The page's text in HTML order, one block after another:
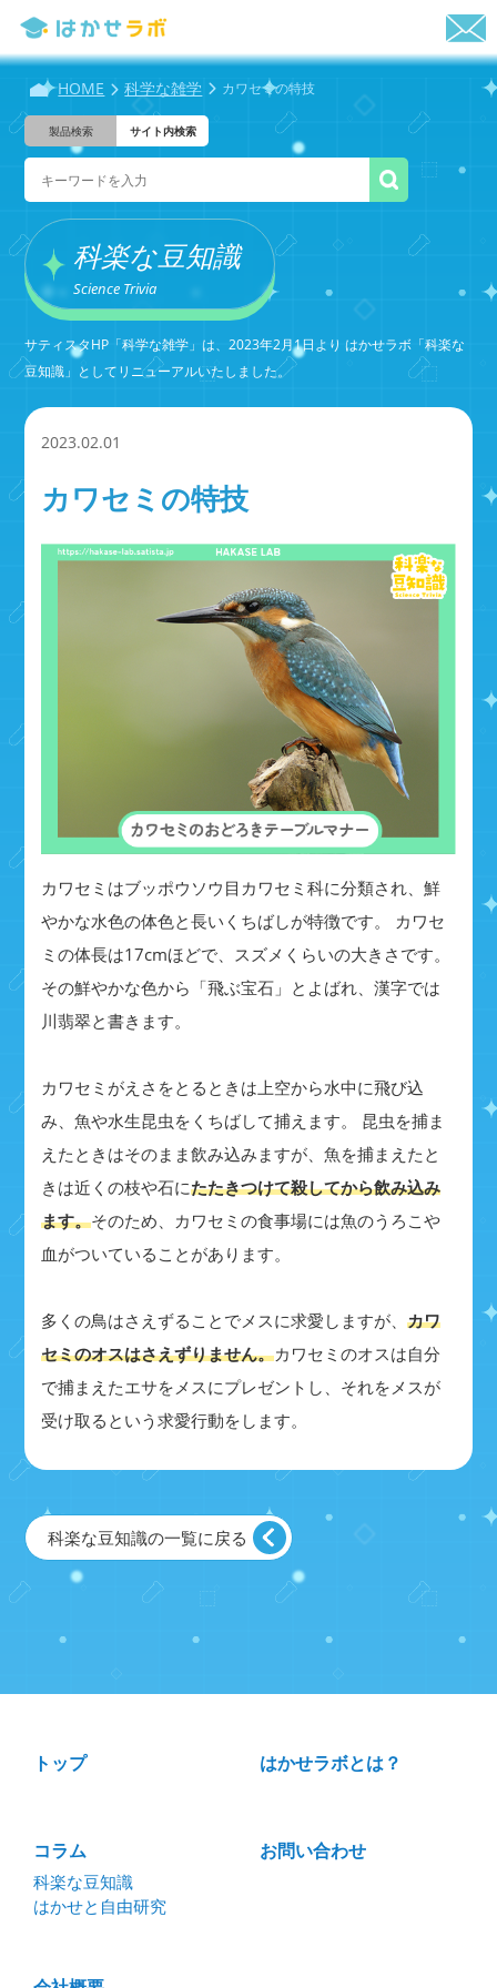
HOME 科学な雑学 カワセミの特技
製品検索 サイト内検索
科楽な豆知識
Science Trivia
サティスタHP「科学な雑学」は、2023年2月1日より はかせラボ「科楽な
豆知識」としてリニューアルいたしました。
2023.02.01
カワセミの特技
カワセミはブッポウソウ目カワセミ科に分類され、鮮
やかな水色の体色と長いくちばしが特徴です。 カワセ
ミの体長は17cmほどで、スズメくらいの大きさです。
その鮮やかな色から「飛ぶ宝石」とよばれ、漢字では
川翡翠と書きます。
カワセミがえさをとるときは上空から水中に飛び込
み、魚や水生昆虫をくちばして捕えます。 昆虫を捕ま
えたときはそのまま飲み込みますが、魚を捕まえたと
きは近くの枝や石にたたきつけて殺してから飲み込み
ます。そのため、カワセミの食事場には魚のうろこや
血がついていることがあります。
多くの鳥はさえずることでメスに求愛しますが、カワ
セミのオスはさえずりません。カワセミのオスは自分
で捕まえたエサをメスにプレゼントし、それをメスが
受け取るという求愛行動をします。
科楽な豆知識の一覧に戻る
トップ はかせラボとは？
コラム
科楽な豆知識
はかせと自由研究
お問い合わせ